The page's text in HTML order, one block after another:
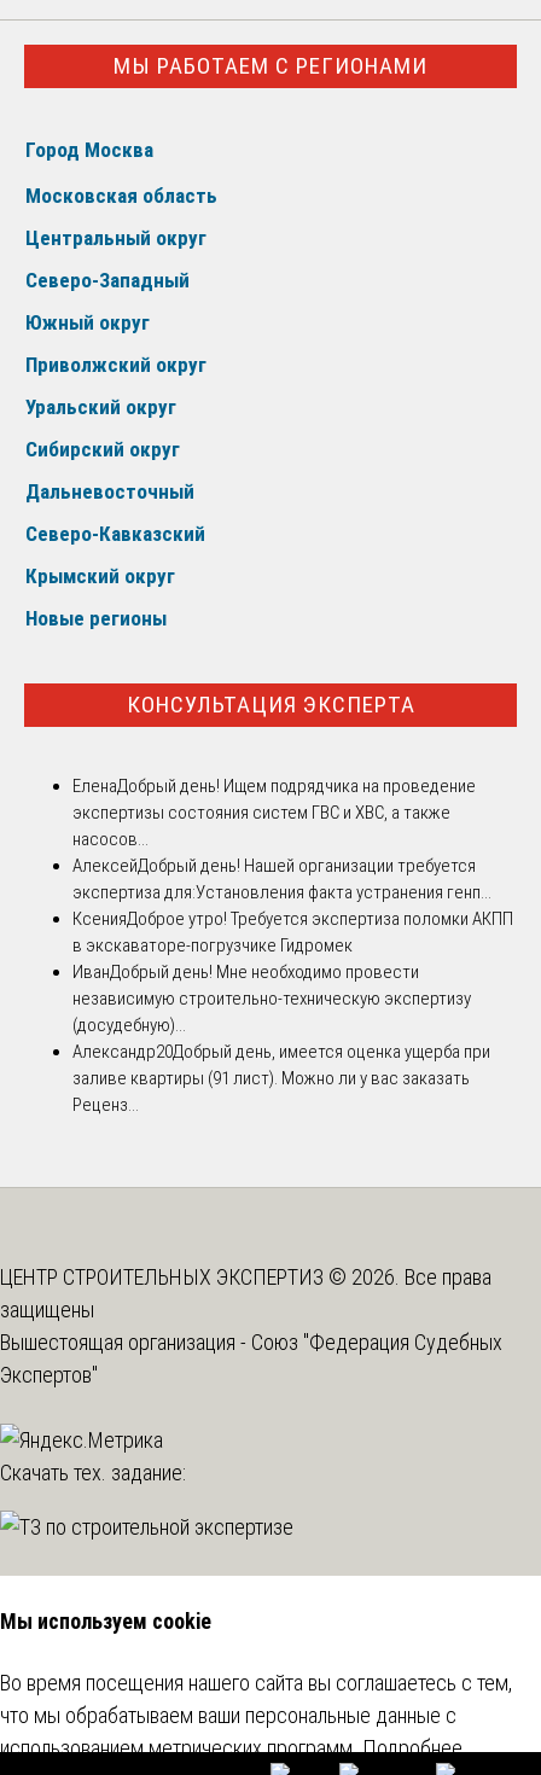
МЫ РАБОТАЕМ С РЕГИОНАМИ
Город Москва
Московская область
Центральный округ
Северо-Западный
Южный округ
Приволжский округ
Уральский округ
Сибирский округ
Дальневосточный
Северо-Кавказский
Крымский округ
Новые регионы
КОНСУЛЬТАЦИЯ ЭКСПЕРТА
ЕленаДобрый день! Ищем подрядчика на проведение
экспертизы состояния систем ГВС и ХВС, а также
насосов...
АлексейДобрый день! Нашей организации требуется
экспертиза для:Установления факта устранения генп...
КсенияДоброе утро! Требуется экспертиза поломки АКПП
в экскаваторе-погрузчике Гидромек
ИванДобрый день! Мне необходимо провести
независимую строительно-техническую экспертизу
(досудебную)...
Александр20Добрый день, имеется оценка ущерба при
заливе квартиры (91 лист). Можно ли у вас заказать
Реценз...
ЦЕНТР СТРОИТЕЛЬНЫХ ЭКСПЕРТИЗ © 2026. Все права
защищены
Вышестоящая организация - Союз "Федерация Судебных
Экспертов"
Скачать тех. задание:
Мы используем cookie
Во время посещения нашего сайта вы соглашаетесь с тем,
что мы обрабатываем ваши персональные данные с
использованием метрических программ.Подробнее